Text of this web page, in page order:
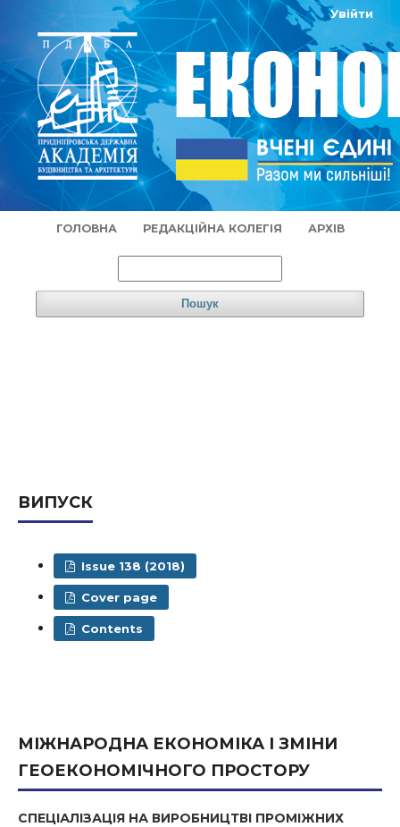
ГОЛОВНА РЕДАКЦІЙНА КОЛЕГІЯ АРХІВ
Пошук
Увійти
ВИПУСК
Issue 138 (2018)
Cover page
Contents
МІЖНАРОДНА ЕКОНОМІКА І ЗМІНИ
ГЕОЕКОНОМІЧНОГО ПРОСТОРУ
СПЕЦІАЛІЗАЦІЯ НА ВИРОБНИЦТВІ ПРОМІЖНИХ